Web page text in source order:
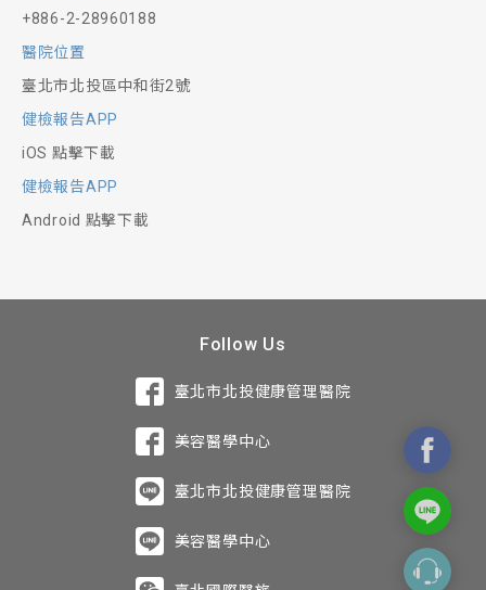
+886-2-28960188
醫院位置
臺北市北投區中和街2號
健檢報告APP
iOS 點擊下載
健檢報告APP
Android 點擊下載
Follow Us
臺北市北投健康管理醫院
美容醫學中心
臺北市北投健康管理醫院
美容醫學中心